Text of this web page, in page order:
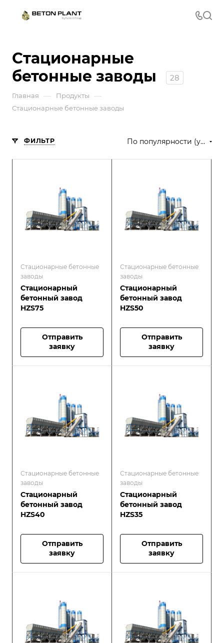
Стационарные
бетонные заводы
28
Главная — Продукты —
Стационарные бетонные заводы
ФИЛЬТР По популярности (убывание)
Стационарные бетонные
заводы
Стационарный
бетонный завод
HZS75
Отправить
заявку
Стационарные бетонные
заводы
Стационарный
бетонный завод
HZS50
Отправить
заявку
Стационарные бетонные
заводы
Стационарный
бетонный завод
HZS40
Отправить
заявку
Стационарные бетонные
заводы
Стационарный
бетонный завод
HZS35
Отправить
заявку